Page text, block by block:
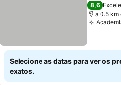
8,6
a 0.5 km
Selecione as datas para ver os
exatos.